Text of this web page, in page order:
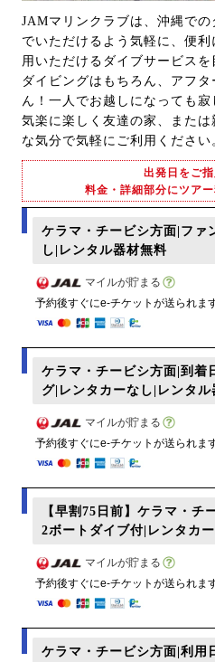
JAMマリンクラブは、沖縄で
でいただけるよう気軽に、便
用いただけるダイブサービスを
ダイビングはもちろん、アフ
ん！一人でお越しになっても寂
気楽に楽しく友達の家、また
な気分で気軽にご利用ください
出発日をご
料金・詳細部分にツア
ケラマ・チービシ方面|ファ
し|レンタル器材無料
マイルが貯まる
予約後すぐにe-チケットが送られま
ケラマ・チービシ方面|到着
グ|レンタカーなし|レンタル
マイルが貯まる
予約後すぐにe-チケットが送られま
【早割75日前】ケラマ・チ
2ボートダイブ付|レンタカ
マイルが貯まる
予約後すぐにe-チケットが送られま
ケラマ・チービシ方面|利用